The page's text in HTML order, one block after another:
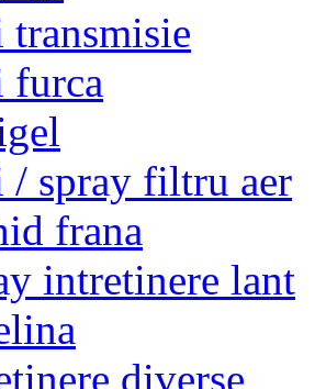
furca
/ spray filtru aer
frana
intretinere lant
diverse